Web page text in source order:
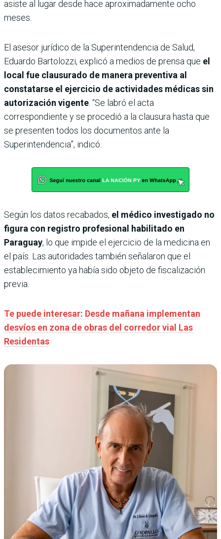
asiste al lugar desde hace aproximadamente ocho
meses.
El asesor jurídico de la Superintendencia de Salud,
Eduardo Bartolozzi, explicó a medios de prensa que el
local fue clausurado de manera preventiva al
constatarse el ejercicio de actividades médicas sin
autorización vigente . “Se labró el acta
correspondiente y se procedió a la clausura hasta que
se presenten todos los documentos ante la
Superintendencia”, indicó.
Según los datos recabados, el médico investigado no
figura con registro profesional habilitado en
Paraguay, lo que impide el ejercicio de la medicina en
el país. Las autoridades también señalaron que el
establecimiento ya había sido objeto de fiscalización
previa.
Te puede interesar: Desde mañana implementan
desvíos en zona de obras del corredor vial Las
Residentas